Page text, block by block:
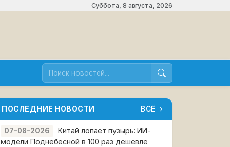
Суббота, 8 августа, 2026
ПОСЛЕДНИЕ НОВОСТИ ВСЁ
07-08-2026
Китай лопает пузырь: ИИ-
модели Поднебесной в 100 раз дешевле